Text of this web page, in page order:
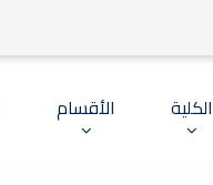
الكلية الأقسام